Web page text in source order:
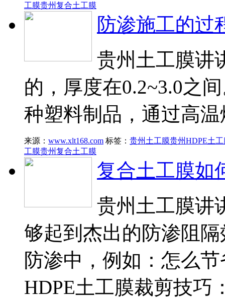
工膜贵州复合土工膜
防渗施工的过
贵州土工膜讲
的，厚度在0.2~3.0之
种塑料制品，通过高
来源： www.xlt168.com 标签： 贵州土工膜贵州HDPE土工
工膜贵州复合土工膜
复合土工膜如
贵州土工膜讲
够起到杰出的防渗阻
防渗中，例如：怎么
HDPE土工膜裁剪技巧